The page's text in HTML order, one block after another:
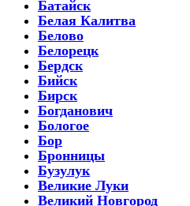
Батайск
Белая Калитва
Белово
Белорецк
Бердск
Бийск
Бирск
Богданович
Бологое
Бор
Бронницы
Бузулук
Великие Луки
Великий Новгород